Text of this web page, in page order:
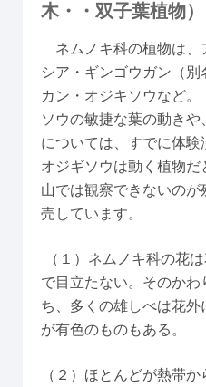
木・・双子葉植物）
ネムノキ科の植物は、
シア・ギンゴウガン（
カン・オジキソウなど
ソウの敏捷な葉の動き
については、すでに体験
オジギソウは動く植物
山では観察できないの
売しています。
（１）ネムノキ科の花
で目立たない。そのか
ち、多くの雄しべは花
が有色のものもある。
（２）ほとんどが熱帯